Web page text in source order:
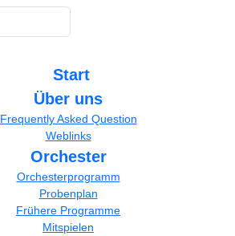
Start
Über uns
Frequently Asked Question
Weblinks
Orchester
Orchesterprogramm
Probenplan
Frühere Programme
Mitspielen